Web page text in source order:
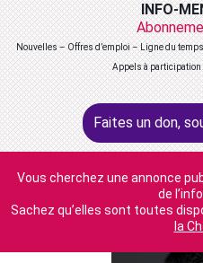
INFO-
Nouvelles – Offres d’emploi – Ligne du
Appels à participation
Faites un don,
Vous cherchez une annonce
de
Sachez qu’elles sont toutes
la